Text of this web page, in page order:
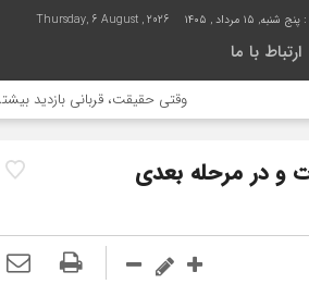
: پنج شنبه, ۱۵ مرداد , ۱۴۰۵ Thursday, 6 August , 2026
ارتباط با ما
وقتی حقیقت، قربانی بازدید بیشتر می
و در مرحله بعدی